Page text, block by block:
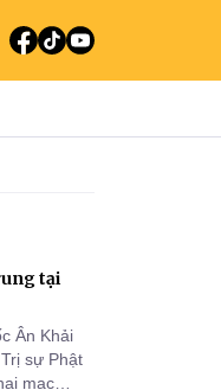
tại
Ân Khải
sự Phật
mạc